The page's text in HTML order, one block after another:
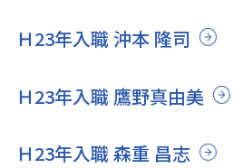
Ｈ23年入職 沖本 隆司
Ｈ23年入職 鷹野真由美
Ｈ23年入職 森重 昌志